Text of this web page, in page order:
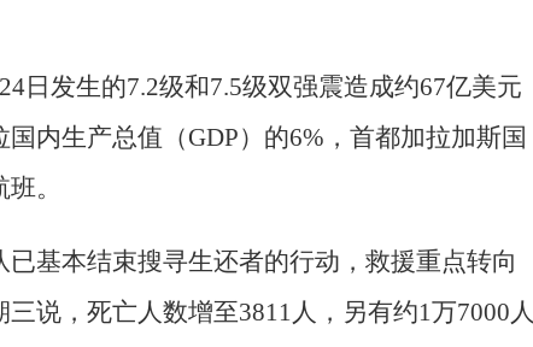
日发生的7.2级和7.5级双强震造成约67亿美元
内生产总值（GDP）的6%，首都加拉加斯国
。
已基本结束搜寻生还者的行动，救援重点转向
说，死亡人数增至3811人，另有约1万7000人